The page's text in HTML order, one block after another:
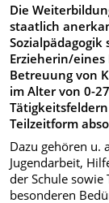
Die
staatlich
Erzieherin/eines
Betreuung von
im Alter von 0-
Teilzeitform
Dazu gehören u.
Jugendarbeit,
der Schule
besonderen